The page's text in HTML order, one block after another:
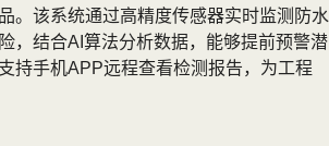
。该系统通过高精度传感器实时监测防水
，结合AI算法分析数据，能够提前预警潜
持手机APP远程查看检测报告，为工程